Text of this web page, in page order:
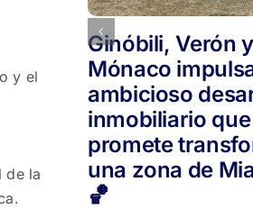
y el
de la
Ginóbili, Verón
Mónaco
ambicioso
inmobiliario que
promete
una zona de
🏀